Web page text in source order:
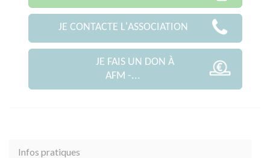
JE CONTACTE L'ASSOCIATION
JE FAIS UN DON À
AFM -...
Infos pratiques